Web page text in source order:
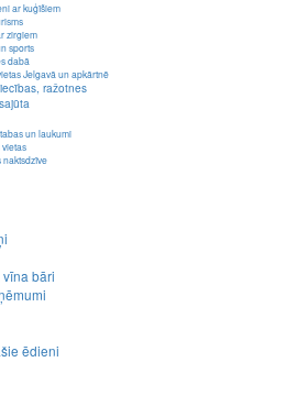
ar kuģīšiem
zirgiem
sports
dabā
Jelgavā un apkārtnē
ražotnes
un laukumi
vietas
naktsdzīve
bāri
ēdieni